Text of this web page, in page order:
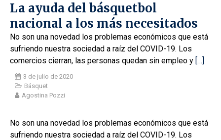
La ayuda del básquetbol
nacional a los más necesitados
No son una novedad los problemas económicos que está
sufriendo nuestra sociedad a raíz del COVID-19. Los
comercios cierran, las personas quedan sin empleo y […]
3 de julio de 2020
Básquet
Agostina Pozzi
No son una novedad los problemas económicos que está
sufriendo nuestra sociedad a raíz del COVID-19. Los